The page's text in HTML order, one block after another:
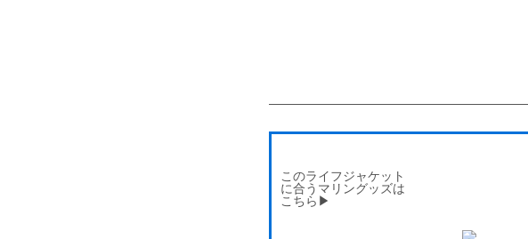
このライフジャケット
に合うマリングッズは
こちら▶